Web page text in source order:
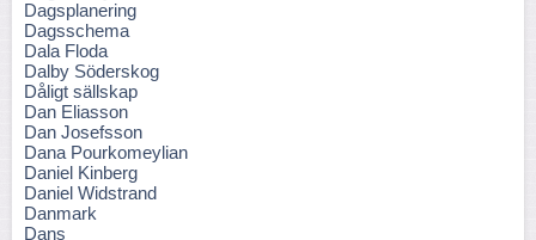
Dagsplanering
Dagsschema
Dala Floda
Dalby Söderskog
Dåligt sällskap
Dan Eliasson
Dan Josefsson
Dana Pourkomeylian
Daniel Kinberg
Daniel Widstrand
Danmark
Dans